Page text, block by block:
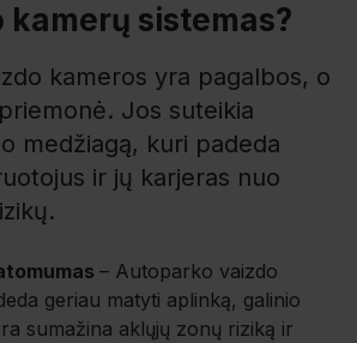
sistemas?
kameros yra pagalbos, o
Jos suteikia
medžiagą, kuri padeda
ir jų karjeras nuo
– Autoparko vaizdo
geriau matyti aplinką, galinio
sumažina aklųjų zonų riziką ir